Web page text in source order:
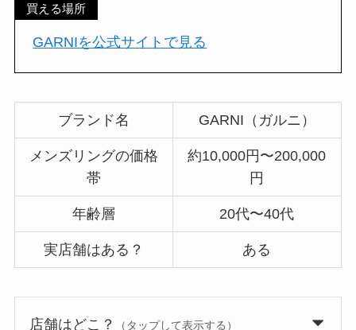
買える場所
GARNIを公式サイトで見る
ブランド名 GARNI（ガルニ）
メンズリングの価格
帯
約10,000円〜200,000
円
年齢層 20代〜40代
実店舗はある？ ある
店舗はどこ？ （タップして表示する）